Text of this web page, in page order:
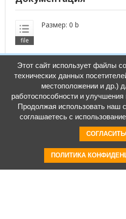
Размер: 0 b
Видео
Этот сайт использует файлы
технических данных
местоположении и др.)
работоспособности и
Продолжая использовать наш
соглашаетесь с
ПОЛИТИКА